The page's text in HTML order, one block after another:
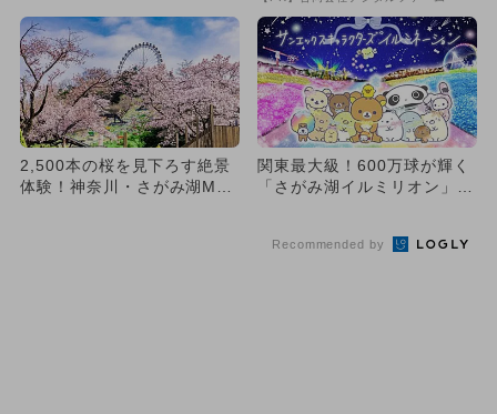
2,500本の桜を見下ろす絶景
体験！神奈川・さがみ湖MO
関東最大級！600万球が輝く
「さがみ湖イルミリオン」開
Recommended by